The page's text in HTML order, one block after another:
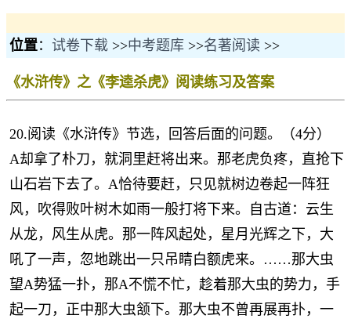
位置： 试卷下载 >>中考题库 >>名著阅读 >>
《水浒传》之《李逵杀虎》阅读练习及答案
20.阅读《水浒传》节选，回答后面的问题。（4分）
A却拿了朴刀，就洞里赶将出来。那老虎负疼，直抢下
山石岩下去了。A恰待要赶，只见就树边卷起一阵狂
风，吹得败叶树木如雨一般打将下来。自古道：云生
从龙，风生从虎。那一阵风起处，星月光辉之下，大
吼了一声，忽地跳出一只吊睛白额虎来。……那大虫
望A势猛一扑，那A不慌不忙，趁着那大虫的势力，手
起一刀，正中那大虫颔下。那大虫不曾再展再扑，一